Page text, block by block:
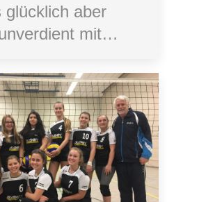
glücklich aber
mit…